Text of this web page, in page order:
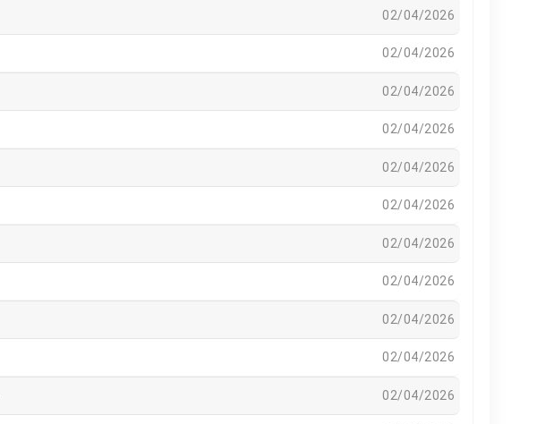
02/04/2026
02/04/2026
02/04/2026
02/04/2026
02/04/2026
02/04/2026
02/04/2026
02/04/2026
02/04/2026
02/04/2026
02/04/2026